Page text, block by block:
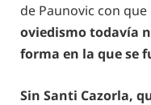
de Paunovic con que
oviedismo todavía
forma en la que se
Sin Santi Cazorla,